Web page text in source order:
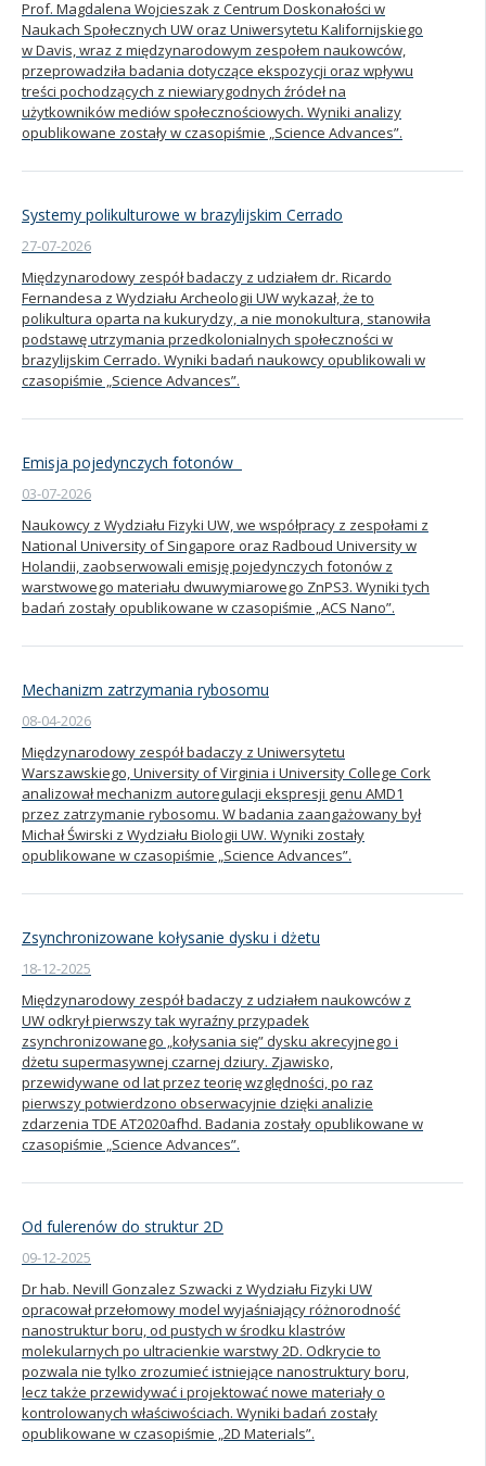
Kandydat
Absolwent
Prof. Magdalena Wojcieszak z Centrum Doskonałości w
Naukach Społecznych UW oraz Uniwersytetu Kalifornijskiego
w Davis, wraz z międzynarodowym zespołem naukowców,
przeprowadziła badania dotyczące ekspozycji oraz wpływu
treści pochodzących z niewiarygodnych źródeł na
użytkowników mediów społecznościowych. Wyniki analizy
opublikowane zostały w czasopiśmie „Science Advances”.
Systemy polikulturowe w brazylijskim Cerrado
27-07-2026
Międzynarodowy zespół badaczy z udziałem dr. Ricardo
Fernandesa z Wydziału Archeologii UW wykazał, że to
polikultura oparta na kukurydzy, a nie monokultura, stanowiła
podstawę utrzymania przedkolonialnych społeczności w
brazylijskim Cerrado. Wyniki badań naukowcy opublikowali w
czasopiśmie „Science Advances”.
Emisja pojedynczych fotonów
03-07-2026
Naukowcy z Wydziału Fizyki UW, we współpracy z zespołami z
National University of Singapore oraz Radboud University w
Holandii, zaobserwowali emisję pojedynczych fotonów z
warstwowego materiału dwuwymiarowego ZnPS3. Wyniki tych
badań zostały opublikowane w czasopiśmie „ACS Nano”.
Mechanizm zatrzymania rybosomu
08-04-2026
Międzynarodowy zespół badaczy z Uniwersytetu
Warszawskiego, University of Virginia i University College Cork
analizował mechanizm autoregulacji ekspresji genu AMD1
przez zatrzymanie rybosomu. W badania zaangażowany był
Michał Świrski z Wydziału Biologii UW. Wyniki zostały
opublikowane w czasopiśmie „Science Advances”.
Zsynchronizowane kołysanie dysku i dżetu
18-12-2025
Międzynarodowy zespół badaczy z udziałem naukowców z
UW odkrył pierwszy tak wyraźny przypadek
zsynchronizowanego „kołysania się” dysku akrecyjnego i
dżetu supermasywnej czarnej dziury. Zjawisko,
przewidywane od lat przez teorię względności, po raz
pierwszy potwierdzono obserwacyjnie dzięki analizie
zdarzenia TDE AT2020afhd. Badania zostały opublikowane w
czasopiśmie „Science Advances”.
Od fulerenów do struktur 2D
09-12-2025
Dr hab. Nevill Gonzalez Szwacki z Wydziału Fizyki UW
opracował przełomowy model wyjaśniający różnorodność
nanostruktur boru, od pustych w środku klastrów
molekularnych po ultracienkie warstwy 2D. Odkrycie to
pozwala nie tylko zrozumieć istniejące nanostruktury boru,
lecz także przewidywać i projektować nowe materiały o
kontrolowanych właściwościach. Wyniki badań zostały
opublikowane w czasopiśmie „2D Materials”.